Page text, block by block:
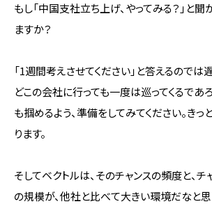
もし「中国支社立ち上げ、やってみる？」と
ますか？
「1週間考えさせてください」と答えるのでは
どこの会社に行っても一度は巡ってくるであ
も掴めるよう、準備をしてみてください。き
ります。
そしてベクトルは、そのチャンスの頻度と、
の規模が、他社と比べて大きい環境だなと思